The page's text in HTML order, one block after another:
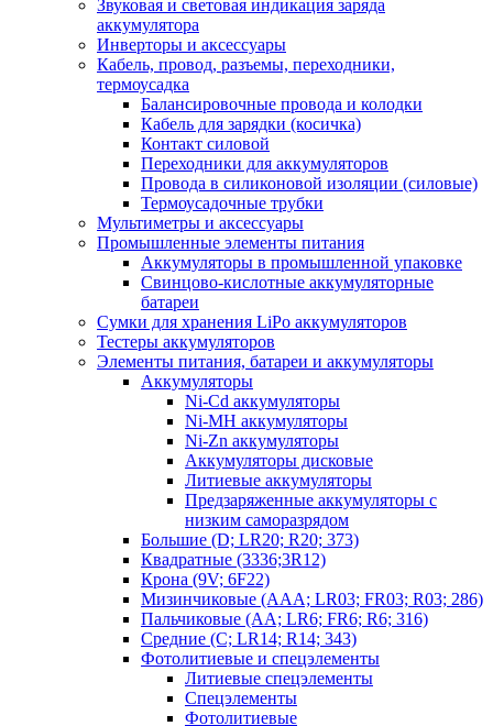
Звуковая и световая индикация заряда
аккумулятора
Инверторы и аксессуары
Кабель, провод, разъемы, переходники,
термоусадка
Балансировочные провода и колодки
Кабель для зарядки (косичка)
Контакт силовой
Переходники для аккумуляторов
Провода в силиконовой изоляции (силовые)
Термоусадочные трубки
Мультиметры и аксессуары
Промышленные элементы питания
Аккумуляторы в промышленной упаковке
Свинцово-кислотные аккумуляторные
батареи
Сумки для хранения LiPo аккумуляторов
Тестеры аккумуляторов
Элементы питания, батареи и аккумуляторы
Аккумуляторы
Ni-Cd аккумуляторы
Ni-MH аккумуляторы
Ni-Zn аккумуляторы
Аккумуляторы дисковые
Литиевые аккумуляторы
Предзаряженные аккумуляторы с
низким саморазрядом
Большие (D; LR20; R20; 373)
Квадратные (3336;3R12)
Крона (9V; 6F22)
Мизинчиковые (AAA; LR03; FR03; R03; 286)
Пальчиковые (AA; LR6; FR6; R6; 316)
Средние (C; LR14; R14; 343)
Фотолитиевые и спецэлементы
Литиевые спецэлементы
Спецэлементы
Фотолитиевые